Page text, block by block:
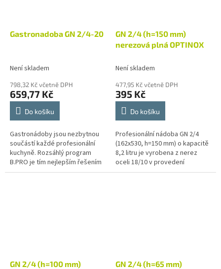
Gastronadoba GN 2/4-20
Není skladem
798,32 Kč včetně DPH
659,77 Kč
Do košíku
Gastronádoby jsou nezbytnou
součástí každé profesionální
kuchyně. Rozsáhlý program
B.PRO je tím nejlepším řešením
pro provoz velkokuchyní
GN 2/4 (h=150 mm)
nerezová plná OPTINOX
Není skladem
477,95 Kč včetně DPH
395 Kč
Do košíku
Profesionální nádoba GN 2/4
(162x530, h=150 mm) o kapacitě
8,2 litru je vyrobena z nerez
oceli 18/10 v provedení
economic. Gastronádoba je
GN 2/4 (h=100 mm)
GN 2/4 (h=65 mm)